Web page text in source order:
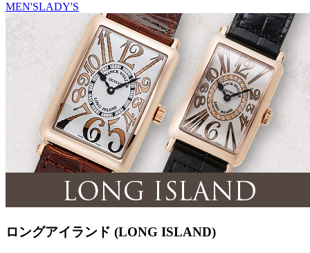
MEN'SLADY'S
ロングアイランド (LONG ISLAND)